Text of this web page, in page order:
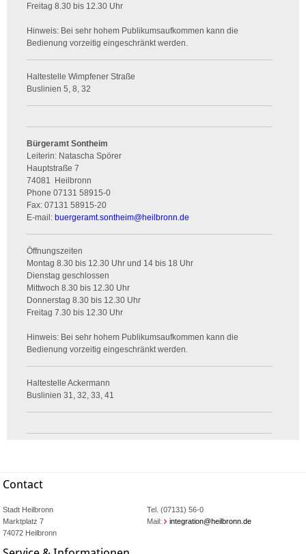
Freitag 8.30 bis 12.30 Uhr
Hinweis: Bei sehr hohem Publikumsaufkommen kann die
Bedienung vorzeitig eingeschränkt werden.
Haltestelle Wimpfener Straße
Buslinien 5, 8, 32
Bürgeramt Sontheim
Leiterin: Natascha Spörer
Hauptstraße 7
74081
Heilbronn
Phone 07131 58915-0
Fax: 07131 58915-20
E-mail: buergeramt.sontheim@heilbronn.de
Öffnungszeiten
Montag 8.30 bis 12.30 Uhr und 14 bis 18 Uhr
Dienstag geschlossen
Mittwoch 8.30 bis 12.30 Uhr
Donnerstag 8.30 bis 12.30 Uhr
Freitag 7.30 bis 12.30 Uhr
Hinweis: Bei sehr hohem Publikumsaufkommen kann die
Bedienung vorzeitig eingeschränkt werden.
Haltestelle Ackermann
Buslinien 31, 32, 33, 41
Contact
Stadt Heilbronn
Marktplatz 7
74072 Heilbronn
Tel. (07131) 56-0
Mail:
integration@heilbronn.de